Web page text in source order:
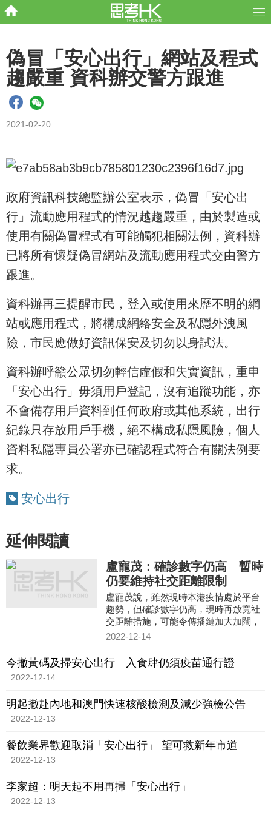
偽冒「安心出行」網站及程式
趨嚴重 資科辦交警方跟進
2021-02-20
政府資訊科技總監辦公室表示，偽冒「安心出
行」流動應用程式的情況越趨嚴重，由於製造或
使用有關偽冒程式有可能觸犯相關法例，資科辦
已將所有懷疑偽冒網站及流動應用程式交由警方
跟進。
資科辦再三提醒市民，登入或使用來歷不明的網
站或應用程式，將構成網絡安全及私隱外洩風
險，市民應做好資訊保安及切勿以身試法。
資科辦呼籲公眾切勿輕信虛假和失實資訊，重申
「安心出行」毋須用戶登記，沒有追蹤功能，亦
不會備存用戶資料到任何政府或其他系統，出行
紀錄只存放用戶手機，絕不構成私隱風險，個人
資料私隱專員公署亦已確認程式符合有關法例要
求。
安心出行
延伸閱讀
盧寵茂：確診數字仍高 暫時
仍要維持社交距離限制
盧寵茂說，雖然現時本港疫情處於平台
趨勢，但確診數字仍高，現時再放寬社
交距離措施，可能令傳播鏈加大加闊，
風險相對較高。
2022-12-14
今撤黃碼及掃安心出行 入食肆仍須疫苗通行證
2022-12-14
明起撤赴內地和澳門快速核酸檢測及減少強檢公告
2022-12-13
餐飲業界歡迎取消「安心出行」 望可救新年市道
2022-12-13
李家超：明天起不用再掃「安心出行」
2022-12-13